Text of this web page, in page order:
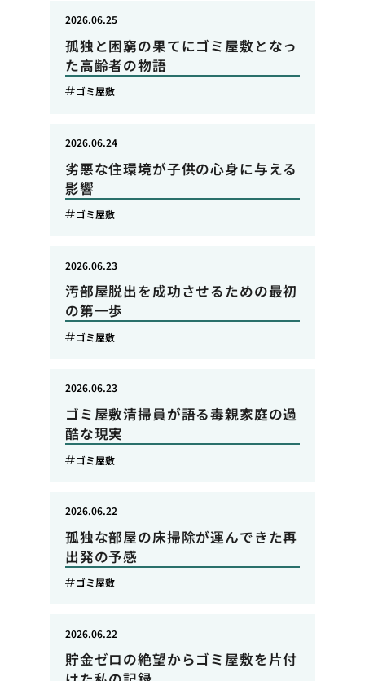
孤独と困窮の果てにゴミ屋敷となっ
た高齢者の物語
2026.06.25
ゴミ屋敷
劣悪な住環境が子供の心身に与える
影響
2026.06.24
ゴミ屋敷
汚部屋脱出を成功させるための最初
の第一歩
2026.06.23
ゴミ屋敷
ゴミ屋敷清掃員が語る毒親家庭の過
酷な現実
2026.06.23
ゴミ屋敷
孤独な部屋の床掃除が運んできた再
出発の予感
2026.06.22
ゴミ屋敷
貯金ゼロの絶望からゴミ屋敷を片付
2026.06.22